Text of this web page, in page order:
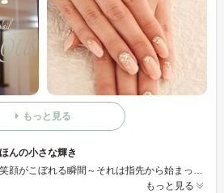
もっと見る
んの小さな輝き
～気なく指先を見て思わず笑顔がこぼれる瞬間～それは指先から始まった、ほんの小さな輝き。その小さな輝きが、あなたの中で大きなキレイへと育ち、あふれ出した瞬間。私達デコラスは、その瞬間を一緒に共有したい。
もっと見る